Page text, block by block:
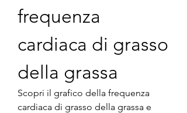
frequenza
cardiaca di grasso
della grassa
Scopri il grafico della frequenza
cardiaca di grasso della grassa e